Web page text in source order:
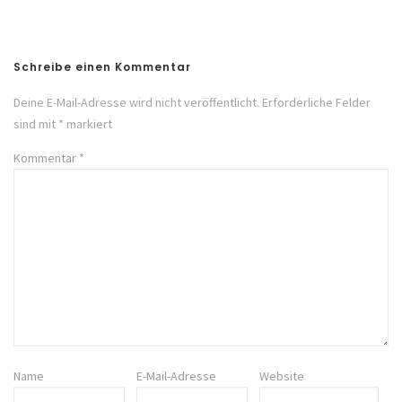
Schreibe einen Kommentar
Deine E-Mail-Adresse wird nicht veröffentlicht. Erforderliche Felder
sind mit * markiert
Kommentar *
Name E-Mail-Adresse Website